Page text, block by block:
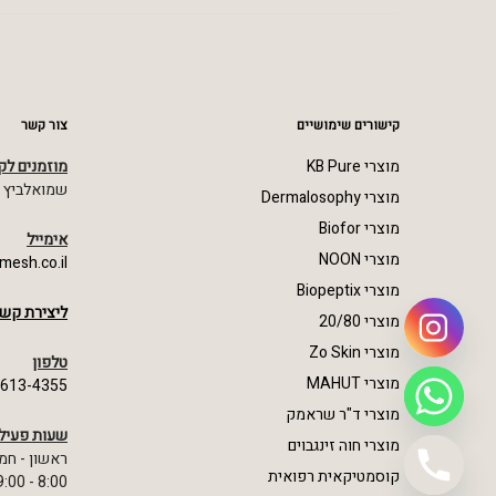
קישורים שימושיים
מוצרי KB Pure
מוצרי Dermalosophy
מוצרי Biofor
מוצרי NOON
מוצרי Biopeptix
מוצרי 20/80
מוצרי Zo Skin
מוצרי MAHUT
מוצרי ד"ר שראמק
מוצרי חוה זינגבוים
קוסמטיקאית רפואית
צור קשר
מוזמנים
שמואלביץ מרדכי
אימייל
ליצירת
טלפון
4355
שעות
ראשון -
8:00 - 19:00